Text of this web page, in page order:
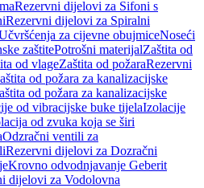
Rezervni dijelovi za Sifoni s
Rezervni dijelovi za Spiralni
za cijevne obujmiceNoseći
zaštitePotrošni materijalZaštita od
od vlageZaštita od požaraRezervni
od požara za kanalizacijske
od požara za kanalizacijske
od vibracijske buke tijelaIzolacije
od zvuka koja se širi
Odzračni ventili za
Rezervni dijelovi za Dozračni
Krovno odvodnjavanje Geberit
dijelovi za Vodolovna